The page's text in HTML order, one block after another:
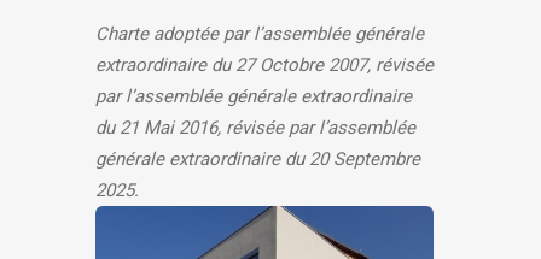
Charte adoptée par l’assemblée générale
extraordinaire du 27 Octobre 2007, révisée
par l’assemblée générale extraordinaire
du 21 Mai 2016, révisée par l’assemblée
générale extraordinaire du 20 Septembre
2025.